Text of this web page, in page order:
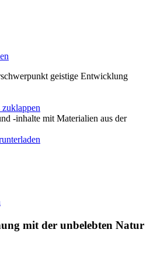
geistige Entwicklung
-inhalte mit Materialien aus der
mit der unbelebten Natur